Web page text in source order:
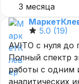
3 месяца
5.0 (19)
AVITO с нуля
Полный спектр
работы с одним
аналитических